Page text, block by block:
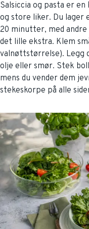
Salsiccia og pasta er en
og store liker. Du lager
20 minutter, med
det lille ekstra. Klem
valnøttstørrelse). Legg
olje eller smør. Stek
mens du vender dem
stekeskorpe på alle